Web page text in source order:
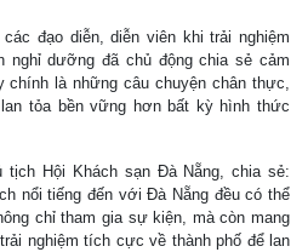
đạo diễn, diễn viên khi trải nghiệm
nghỉ dưỡng đã chủ động chia sẻ cảm
là những câu chuyện chân thực,
tỏa bền vững hơn bất kỳ hình thức
tịch Hội Khách sạn Đà Nẵng, chia sẻ:
nổi tiếng đến với Đà Nẵng đều có thể
chỉ tham gia sự kiện, mà còn mang
nghiệm tích cực về thành phố để lan